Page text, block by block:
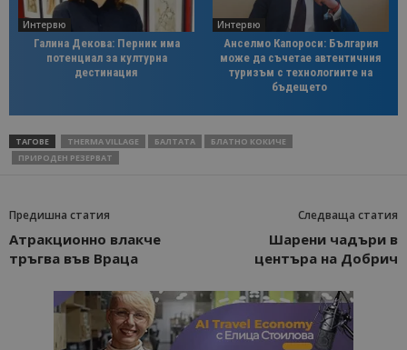
Интервю
Галина Декова: Перник има
потенциал за културна
дестинация
Интервю
Анселмо Капороси: България
може да съчетае автентичния
туризъм с технологиите на
бъдещето
ТАГОВЕ THERMA VILLAGE БАЛТАТА
БЛАТНО КОКИЧЕ
ПРИРОДЕН РЕЗЕРВАТ
Предишна статия
Атракционно влакче
тръгва във Враца
Следваща статия
Шарени чадъри в
центъра на Добрич